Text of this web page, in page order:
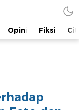
Opini Fiksi